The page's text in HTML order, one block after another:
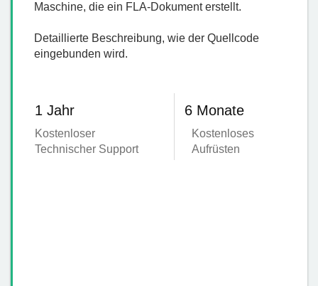
Maschine, die ein FLA-Dokument erstellt.
Detaillierte Beschreibung, wie der Quellcode
eingebunden wird.
1 Jahr 6 Monate
Kostenloser
Technischer Support
Kostenloses
Aufrüsten